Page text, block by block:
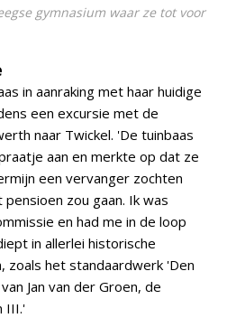
gymnasium waar ze tot voor
in aanraking met haar huidige
een excursie met de
naar Twickel. 'De tuinbaas
aan en merkte op dat ze
een vervanger zochten
zou gaan. Ik was
en had me in de loop
in allerlei historische
zoals het standaardwerk 'Den
Jan van der Groen, de
III.'